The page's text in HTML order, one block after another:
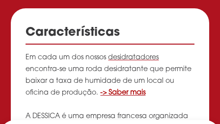
Características
Em cada um dos nossosdesidratadores
encontra-se uma roda desidratante que permite
baixar a taxa de humidade de um local ou
oficina de produção.-> Saber mais
A DESSICA é uma empresa francesa organizada